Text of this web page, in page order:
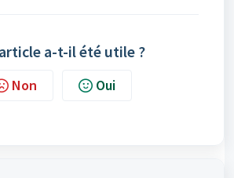
a-t-il été utile ?
Non Oui